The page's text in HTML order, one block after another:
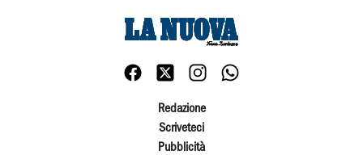
Redazione
Scriveteci
Pubblicità